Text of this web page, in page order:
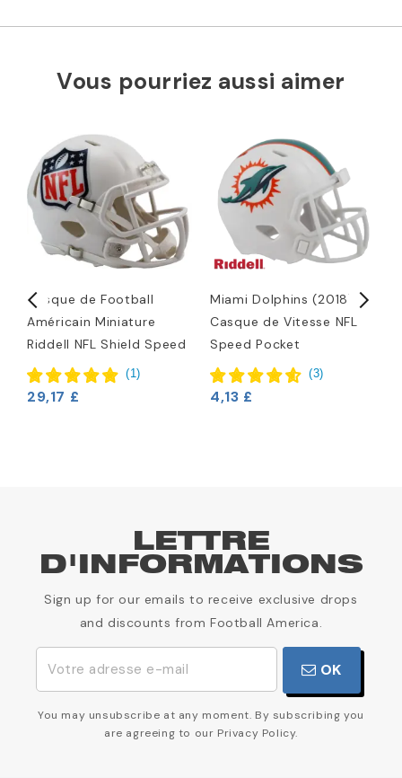
Vous pourriez aussi aimer
Casque de Football
Américain Miniature
Riddell NFL Shield Speed
(1)
29,17 £
Miami Dolphins (2018)
Casque de Vitesse NFL
Speed Pocket
(3)
4,13 £
LETTRE
D'INFORMATIONS
Sign up for our emails to receive exclusive drops
and discounts from Football America.
OK
You may unsubscribe at any moment. By subscribing you
are agreeing to our Privacy Policy.